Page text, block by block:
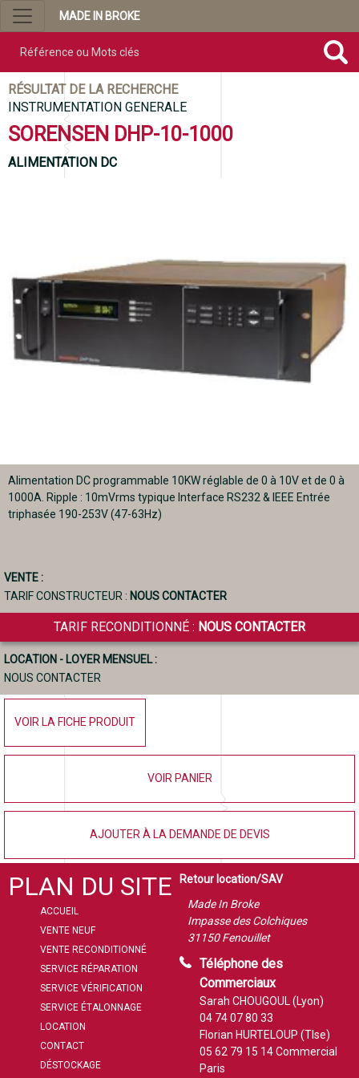
MADE IN BROKE
RÉSULTAT DE LA RECHERCHE
INSTRUMENTATION GENERALE
SORENSEN DHP-10-1000
ALIMENTATION DC
Alimentation DC programmable 10KW réglable de 0 à 10V et de 0 à
1000A. Ripple : 10mVrms typique Interface RS232 & IEEE Entrée
triphasée 190-253V (47-63Hz)
VENTE :
TARIF CONSTRUCTEUR : NOUS CONTACTER
TARIF RECONDITIONNÉ : NOUS CONTACTER
LOCATION - LOYER MENSUEL :
NOUS CONTACTER
VOIR LA FICHE PRODUIT
VOIR PANIER
AJOUTER À LA DEMANDE DE DEVIS
PLAN DU SITE
ACCUEIL
VENTE NEUF
VENTE RECONDITIONNÉ
SERVICE RÉPARATION
SERVICE VÉRIFICATION
SERVICE ÉTALONNAGE
LOCATION
CONTACT
DÉSTOCKAGE
Retour location/SAV
Made In Broke
Impasse des Colchiques
31150 Fenouillet
Téléphone des
Commerciaux
Sarah CHOUGOUL (Lyon)
04 74 07 80 33
Florian HURTELOUP (Tlse)
05 62 79 15 14Commercial
Paris